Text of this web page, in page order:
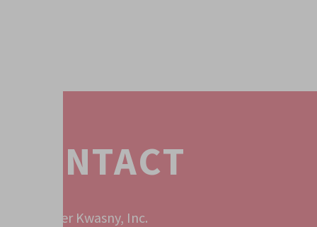
CONTACT
Peter Kwasny, Inc.